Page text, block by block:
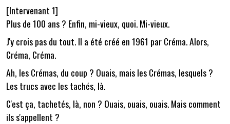
[Intervenant 1]
Plus de 100 ans ? Enfin, mi-vieux, quoi. Mi-vieux.
J'y crois pas du tout. Il a été créé en 1961 par Créma. Alors,
Créma, Créma.
Ah, les Crémas, du coup ? Ouais, mais les Crémas, lesquels ?
Les trucs avec les tachés, là.
C'est ça, tachetés, là, non ? Ouais, ouais, ouais. Mais comment
ils s'appellent ?